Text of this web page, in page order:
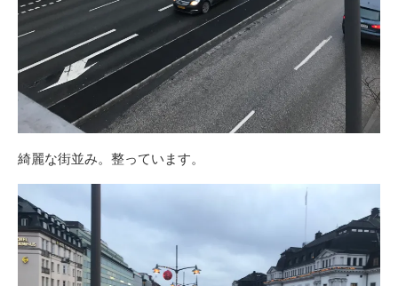
綺麗な街並み。整っています。